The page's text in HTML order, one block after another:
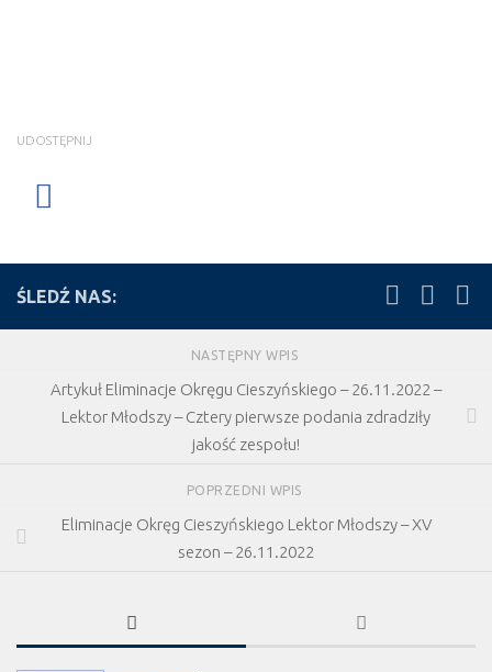
UDOSTĘPNIJ
ŚLEDŹ NAS:
NASTĘPNY WPIS
Artykuł Eliminacje Okręgu Cieszyńskiego – 26.11.2022 –
Lektor Młodszy – Cztery pierwsze podania zdradziły
jakość zespołu!
POPRZEDNI WPIS
Eliminacje Okręg Cieszyńskiego Lektor Młodszy – XV
sezon – 26.11.2022